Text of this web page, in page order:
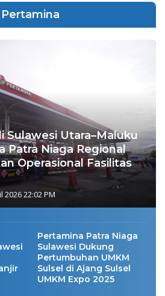
Pertamina
Sulawesi Utara–Maluku
Patra Niaga Regional
Operasional Fasilitas
2026 22:02 PM
Pertamina Patra Niaga
Sulawesi Dukung
Pertumbuhan UMKM
Sulsel di Ajang Sulsel
UMKM Expo 2025